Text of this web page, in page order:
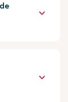
keyboard_arrow_down
keyboard_arrow_down